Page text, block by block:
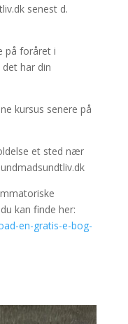
senest d.
på foråret i
har din
kursus senere på
et sted nær
kan finde her:
en-gratis-e-bog-